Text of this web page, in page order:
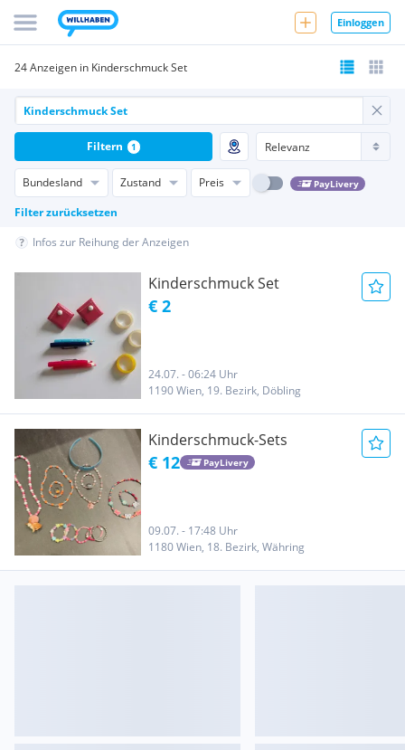
Einloggen
24 Anzeigen in Kinderschmuck Set
Bundesland Zustand Preis PayLivery
Filter zurücksetzen
Filtern 1
Infos zur Reihung der Anzeigen
Kinderschmuck Set
€ 2
24.07. - 06:24 Uhr
1190 Wien, 19. Bezirk, Döbling
Kinderschmuck-Sets
€ 12 PayLivery
09.07. - 17:48 Uhr
1180 Wien, 18. Bezirk, Währing